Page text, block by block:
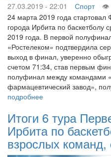
27.03.2019 - 22:01 Спорт
24 марта 2019 года
города Ирбита по баскетболу
2019 года. В первой
«Ростелеком» подтвердила
выход в финал, уверенно
счетом 71:34, став первым
полуфинал между командами
фармацевтический завод»,
подробнее
Итоги 6 тура
Ирбита по
взрослых команд,